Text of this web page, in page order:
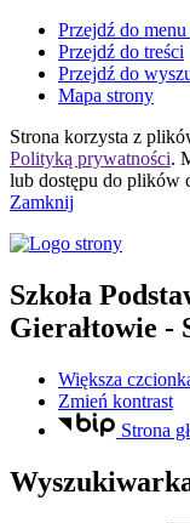
Przejdź do menu
Przejdź do treści
Przejdź do
Mapa strony
Strona korzysta z
Polityką prywatności.
lub dostępu do plików
Zamknij
Szkoła
Gierałtowie -
Większa
Zmień kontrast
Strona